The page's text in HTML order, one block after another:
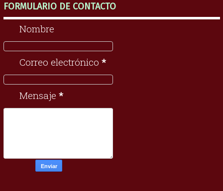
FORMULARIO DE CONTACTO
Nombre
Correo electrónico *
Mensaje *